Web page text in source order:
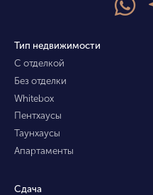
Тип недвижимости
С отделкой
Без отделки
Whitebox
Пентхаусы
Таунхаусы
Апартаменты
Сдача